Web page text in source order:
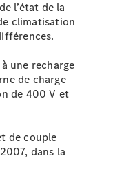
l’état de la
climatisation
une recharge
de charge
de 400 V et
de couple
dans la